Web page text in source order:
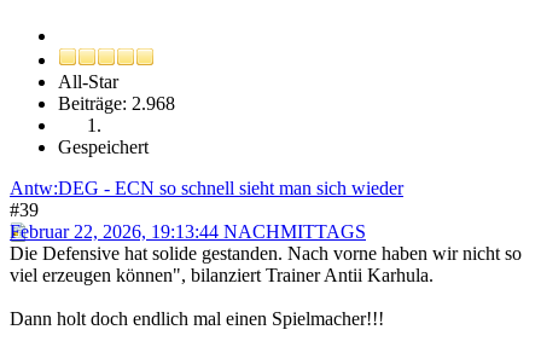
All-Star
Beiträge: 2.968
Gespeichert
Antw:DEG - ECN so schnell sieht man sich wieder
#39
Februar 22, 2026, 19:13:44 NACHMITTAGS
Die Defensive hat solide gestanden. Nach vorne haben wir nicht so
viel erzeugen können", bilanziert Trainer Antii Karhula.
Dann holt doch endlich mal einen Spielmacher!!!